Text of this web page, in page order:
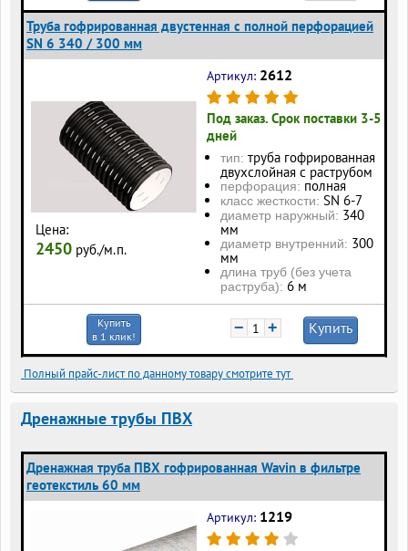
Труба гофрированная двустенная с полной перфорацией
SN 6 340 / 300 мм
Цена:
2450 руб./м.п.
Артикул: 2612
Под заказ. Срок поставки 3-5
дней
тип: труба гофрированная
двухслойная с раструбом
перфорация: полная
класс жесткости: SN 6-7
диаметр наружный: 340
мм
диаметр внутренний: 300
мм
длина труб (без учета
раструба): 6 м
Купить
в 1 клик!
− + Купить
Полный прайс-лист по данному товару смотрите тут
Дренажные трубы ПВХ
Дренажная труба ПВХ гофрированная Wavin в фильтре
геотекстиль 60 мм
Артикул: 1219